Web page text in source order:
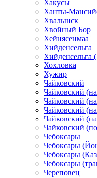
Хакусы
Ханты-
Хвалынск
Хвойный Бор
Хейнясенмаа
Хийденсельга
Хийденсельга
Хохловка
Хужир
Чайковский
Чайковский
Чайковский
Чайковский
Чайковский
Чайковский
Чебоксары
Чебоксары
Чебоксары
Чебоксары
Череповец